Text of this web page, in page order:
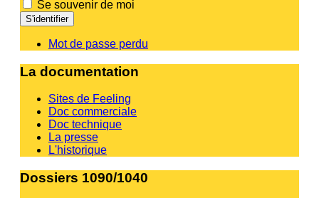
Se souvenir de moi
S'identifier
Mot de passe perdu
La documentation
Sites de Feeling
Doc commerciale
Doc technique
La presse
L'historique
Dossiers 1090/1040